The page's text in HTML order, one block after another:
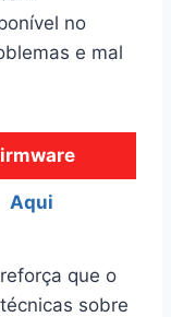
no
e mal
Aqui
reforça que o
sobre